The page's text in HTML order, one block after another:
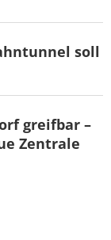
soll
greifbar –
Zentrale